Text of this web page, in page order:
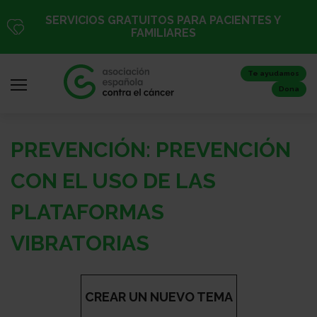
al
SERVICIOS GRATUITOS PARA PACIENTES Y
FAMILIARES
Te ayudamos
Dona
Iniciar
Registro
PREVENCIÓN: PREVENCIÓN
CON EL USO DE LAS
PLATAFORMAS
VIBRATORIAS
CREAR UN NUEVO TEMA